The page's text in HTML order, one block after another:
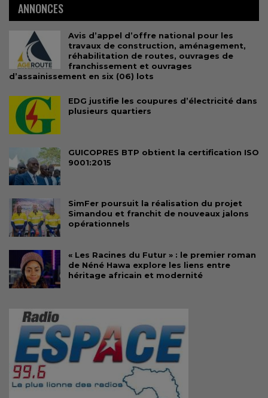
ANNONCES
Avis d’appel d’offre national pour les
travaux de construction, aménagement,
réhabilitation de routes, ouvrages de
franchissement et ouvrages
d’assainissement en six (06) lots
EDG justifie les coupures d’électricité dans
plusieurs quartiers
GUICOPRES BTP obtient la certification ISO
9001:2015
SimFer poursuit la réalisation du projet
Simandou et franchit de nouveaux jalons
opérationnels
« Les Racines du Futur » : le premier roman
de Néné Hawa explore les liens entre
héritage africain et modernité